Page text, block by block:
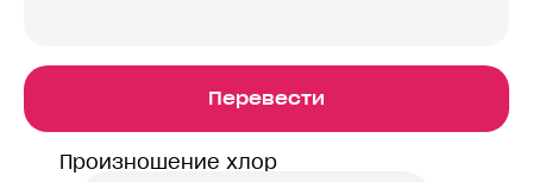
Перевести
Произношение хлор